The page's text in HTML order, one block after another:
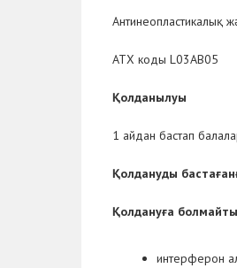
Антинеопластикалық
АТХ коды L03AB05
Қолданылуы
1 айдан бастап
Қолдануды
Қолдануға
интерферон